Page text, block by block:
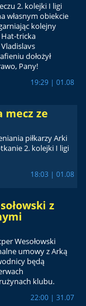
2. kolejki I ligi
własnym obiekcie
kolejny
tricka
dołożył
Pany!
19:29 | 01.08
mecz ze
piłkarzy Arki
2. kolejki I ligi
18:03 | 01.08
z
Wesołowski
umowy z Arką
będą
klubu.
22:00 | 31.07